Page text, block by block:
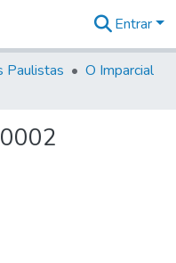
Entrar
Paulistas
O Imparcial